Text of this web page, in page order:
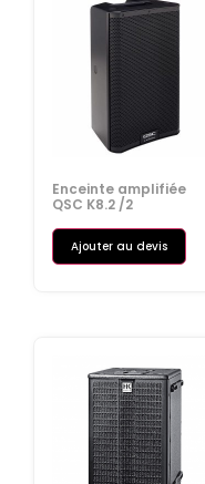
Enceinte amplifiée
QSC K8.2 /2
Ajouter au devis